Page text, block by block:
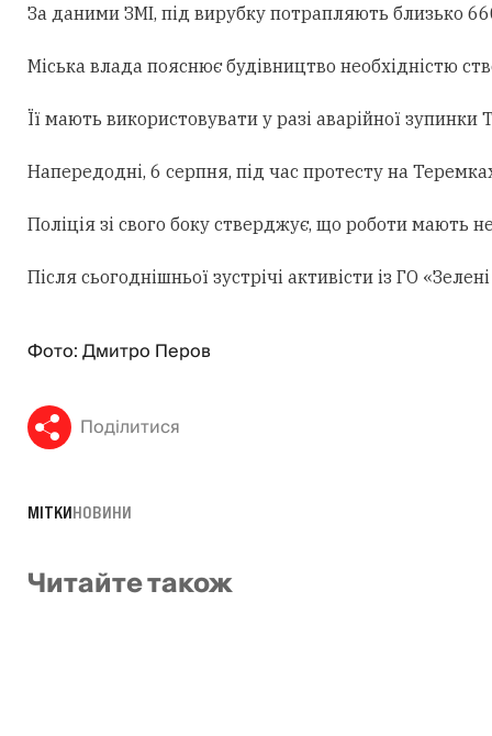
За даними ЗМІ, під вирубку потрапляють близько
Міська влада пояснює будівництво необхідністю
Її мають використовувати у разі аварійної
Напередодні, 6 серпня, під час протесту на
Поліція зі свого боку стверджує, що роботи мають
Після сьогоднішньої зустрічі активісти із ГО
Фото: Дмитро Перов
Поділитися
МІТКИНОВИНИ
Читайте також